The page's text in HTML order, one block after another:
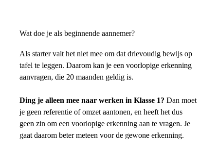
Wat doe je als beginnende aannemer?
Als starter valt het niet mee om dat drievoudig bewijs op
tafel te leggen. Daarom kan je een voorlopige erkenning
aanvragen, die 20 maanden geldig is.
Ding je alleen mee naar werken in Klasse 1? Dan moet
je geen referentie of omzet aantonen, en heeft het dus
geen zin om een voorlopige erkenning aan te vragen. Je
gaat daarom beter meteen voor de gewone erkenning.